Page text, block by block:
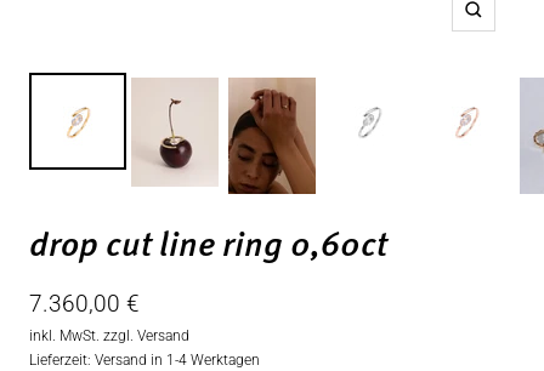
Zoom
drop cut line ring 0,60ct
Angebotspreis
7.360,00 €
inkl. MwSt. zzgl. Versand
Lieferzeit: Versand in 1-4 Werktagen